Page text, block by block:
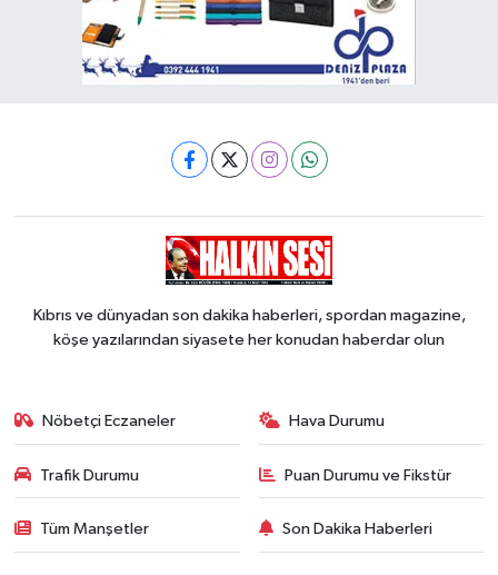
Kıbrıs ve dünyadan son dakika haberleri, spordan magazine,
köşe yazılarından siyasete her konudan haberdar olun
Nöbetçi Eczaneler Hava Durumu
Trafik Durumu Puan Durumu ve Fikstür
Tüm Manşetler Son Dakika Haberleri